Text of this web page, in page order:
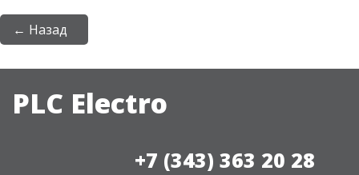
← Назад
PLC Electro
+7 (343) 363 20 28